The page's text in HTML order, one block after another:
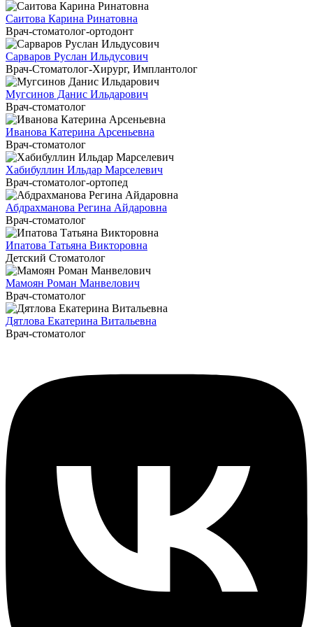
Саитова Карина Ринатовна
Врач-стоматолог-ортодонт
Сарваров Руслан Ильдусович
Врач-Стоматолог-Хирург, Имплантолог
Мугсинов Данис Ильдарович
Врач-стоматолог
Иванова Катерина Арсеньевна
Врач-стоматолог
Хабибуллин Ильдар Марселевич
Врач-стоматолог-ортопед
Абдрахманова Регина Айдаровна
Врач-стоматолог
Ипатова Татьяна Викторовна
Детский Стоматолог
Мамоян Роман Манвелович
Врач-стоматолог
Дятлова Екатерина Витальевна
Врач-стоматолог